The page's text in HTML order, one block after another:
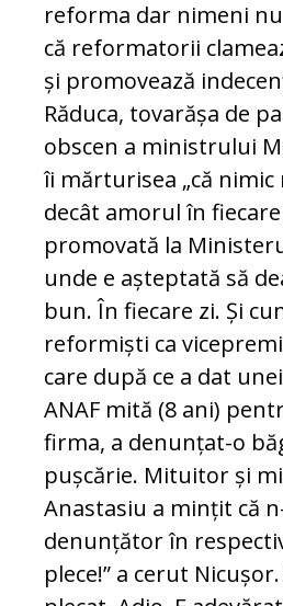
reforma dar nimeni
că reformatorii
și promovează
Răduca, tovarășa de
obscen a ministrului
îi mărturisea „că
decât amorul în fiecare
promovată la
unde e așteptată să
bun. În fiecare zi. Și
reformiști ca
care după ce a dat
ANAF mită (8 ani)
firma, a denunțat-o
pușcărie. Mituitor și
Anastasiu a mințit că
denunțător în
plece!” a cerut